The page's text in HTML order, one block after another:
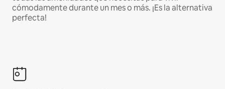
cómodamente durante un mes o más. ¡Es la alternativa
perfecta!